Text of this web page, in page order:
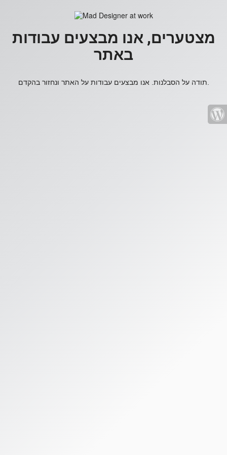
מצטערים, אנו מבצעים עבודות
באתר
תודה על הסבלנות. אנו מבצעים עבודות על האתר ונחזור בהקדם.